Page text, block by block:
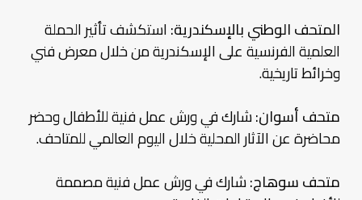
المتحف الوطني بالإسكندرية:استكشف تأثير الحملة
العلمية الفرنسية على الإسكندرية من خلال معرض فني
وخرائط تاريخية.
متحف أسوان:شارك في ورش عمل فنية للأطفال وحضر
محاضرة عن الآثار المحلية خلال اليوم العالمي للمتاحف.
متحف سوهاج:شارك في ورش عمل فنية مصممة